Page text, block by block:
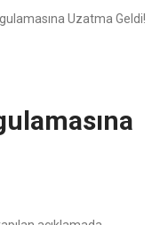
Uzatma Geldi!